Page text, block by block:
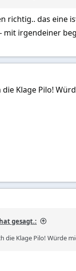
richtig.. das eine
mit irgendeiner
die Klage Pilo!
gesagt.:
die Klage Pilo! Würde